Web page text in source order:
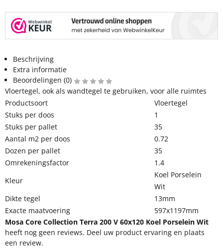
Beschrijving
Extra informatie
Beoordelingen (0)
Vloertegel, ook als wandtegel te gebruiken, voor alle ruimtes
Productsoort
Vloertegel
Stuks per doos
1
Stuks per pallet
35
Aantal m2 per doos
0.72
Dozen per pallet
35
Omrekeningsfactor
1.4
Kleur
Koel Porselein
Wit
Dikte tegel
13mm
Exacte maatvoering
597x1197mm
Mosa Core Collection Terra 200 V 60x120 Koel Porselein Wit
heeft nog geen reviews. Deel uw product ervaring en plaats
een review.